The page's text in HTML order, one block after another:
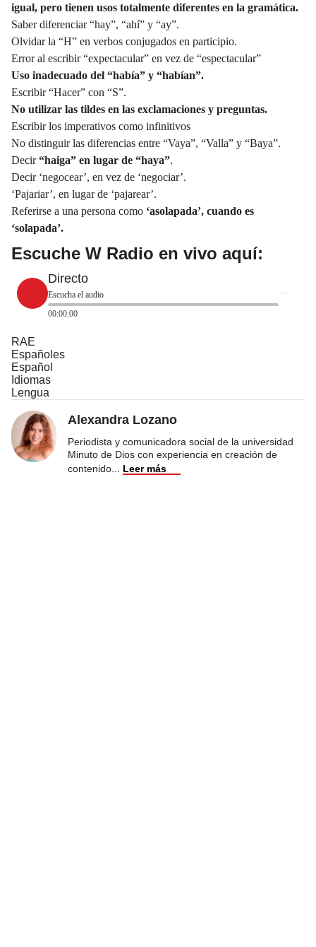
igual, pero tienen usos totalmente diferentes en la gramática.
Saber diferenciar “hay”, “ahí” y “ay”.
Olvidar la “H” en verbos conjugados en participio.
Error al escribir “expectacular” en vez de “espectacular”
Uso inadecuado del “había” y “habían”.
Escribir “Hacer” con “S”.
No utilizar las tildes en las exclamaciones y preguntas.
Escribir los imperativos como infinitivos
No distinguir las diferencias entre “Vaya”, “Valla” y “Baya”.
Decir“haiga” en lugar de “haya”.
Decir ‘negocear’, en vez de ‘negociar’.
‘Pajariar’, en lugar de ‘pajarear’.
Referirse a una persona como ‘asolapada’, cuando es
‘solapada’.
Escuche W Radio en vivo aquí:
Directo
Escucha el audio
00:00:00
RAE
Españoles
Español
Idiomas
Lengua
Alexandra Lozano
Periodista y comunicadora social de la universidad
Minuto de Dios con experiencia en creación de
contenido
Leer más